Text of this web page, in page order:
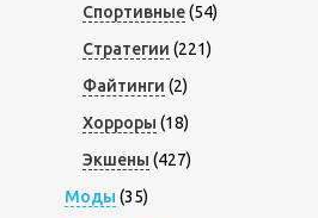
Спортивные(54)
Стратегии (221)
Файтинги (2)
Хорроры (18)
Экшены (427)
Моды (35)